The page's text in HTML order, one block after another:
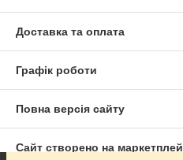
Доставка та оплата
Графік роботи
Повна версія сайту
Сайт створено на